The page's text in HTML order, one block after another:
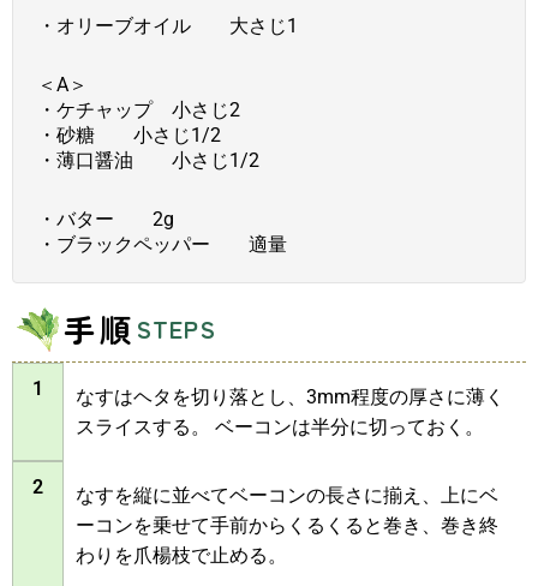
・オリーブオイル 大さじ1
＜A＞
・ケチャップ 小さじ2
・砂糖 小さじ1/2
・薄口醤油 小さじ1/2
・バター 2g
・ブラックペッパー 適量
手順 STEPS
1
なすはヘタを切り落とし、3mm程度の厚さに薄く
スライスする。 ベーコンは半分に切っておく。
2
なすを縦に並べてベーコンの長さに揃え、上にベ
ーコンを乗せて手前からくるくると巻き、巻き終
わりを爪楊枝で止める。